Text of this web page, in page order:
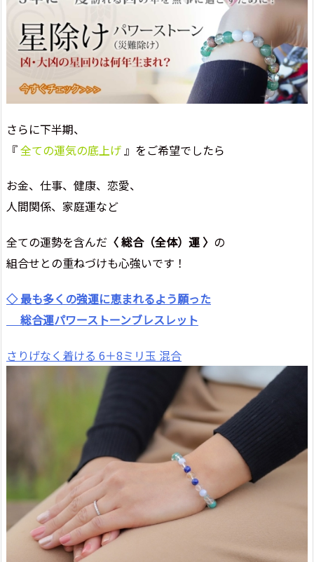
さらに下半期、
『全ての運気の底上げ 』をご希望でしたら
お金、仕事、健康、恋愛、
人間関係、家庭運など
全ての運勢を含んだ 〈 総合（全体）運 〉 の
組合せとの重ねづけも心強いです！
◇ 最も多くの強運に恵まれるよう願った
総合運パワーストーンブレスレット
さりげなく着ける 6＋8ミリ玉 混合